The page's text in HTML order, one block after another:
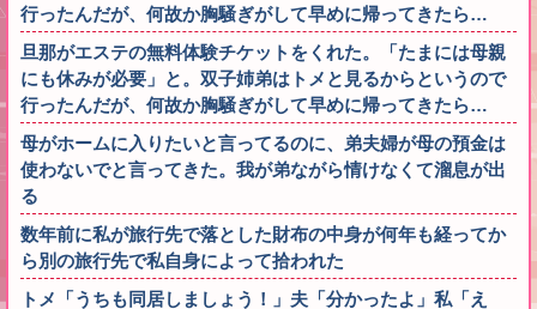
行ったんだが、何故か胸騒ぎがして早めに帰ってきたら…
旦那がエステの無料体験チケットをくれた。「たまには母親
にも休みが必要」と。双子姉弟はトメと見るからというので
行ったんだが、何故か胸騒ぎがして早めに帰ってきたら…
母がホームに入りたいと言ってるのに、弟夫婦が母の預金は
使わないでと言ってきた。我が弟ながら情けなくて溜息が出
る
数年前に私が旅行先で落とした財布の中身が何年も経ってか
ら別の旅行先で私自身によって拾われた
トメ「うちも同居しましょう！」夫「分かったよ」私「え